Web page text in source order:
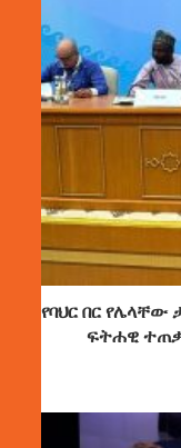
የባህር በር
ፍትሐዊ